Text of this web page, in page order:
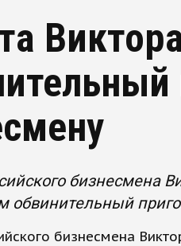
бизнесмена
обвинительный
бизнесмена